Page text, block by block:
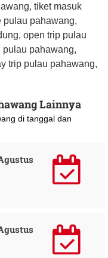
tiket masuk
pulau pahawang,
open trip pulau
pahawang,
trip pulau pahawang,
Lainnya
di tanggal dan